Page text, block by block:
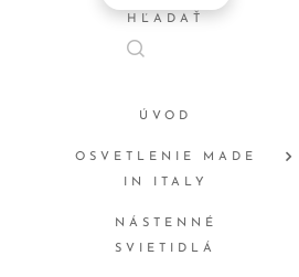
HĽADAŤ
ÚVOD
OSVETLENIE MADE
IN ITALY
NÁSTENNÉ
SVIETIDLÁ